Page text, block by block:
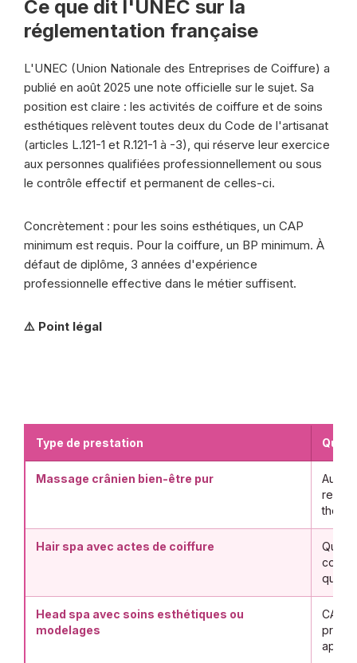
Ce que dit l'UNEC sur la
réglementation française
L'UNEC (Union Nationale des Entreprises de Coiffure) a
publié en août 2025 une note officielle sur le sujet. Sa
position est claire : les activités de coiffure et de soins
esthétiques relèvent toutes deux du Code de l'artisanat
(articles L.121-1 et R.121-1 à -3), qui réserve leur exercice
aux personnes qualifiées professionnellement ou sous
le contrôle effectif et permanent de celles-ci.
Concrètement : pour les soins esthétiques, un CAP
minimum est requis. Pour la coiffure, un BP minimum. À
défaut de diplôme, 3 années d'expérience
professionnelle effective dans le métier suffisent.
⚠️ Point légal
Type de prestation
Massage crânien bien-être pur
reste
Hair spa avec actes de coiffure
Head spa avec soins esthétiques ou
modelages
CAP